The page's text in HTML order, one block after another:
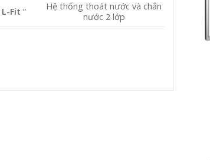
L-Fit “
Hệ thống thoát nước và chắn
nước 2 lớp